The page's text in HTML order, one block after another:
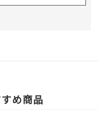
め商品